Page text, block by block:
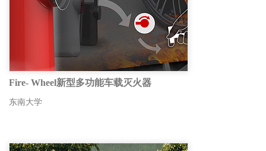
Fire- Wheel新型多功能车载灭火器
东南大学